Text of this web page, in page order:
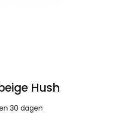
Hush
30 dagen